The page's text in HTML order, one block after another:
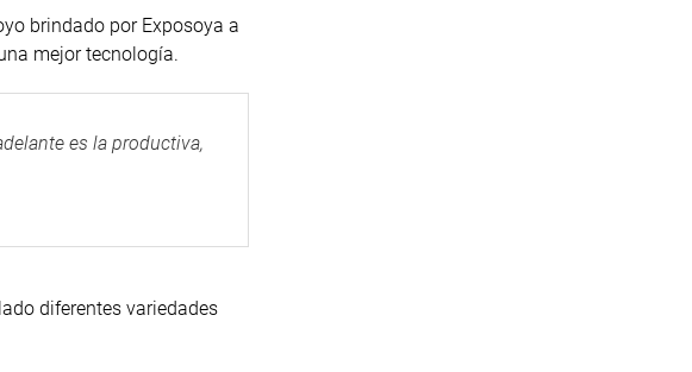
brindado por Exposoya a
mejor tecnología.
es la productiva,
diferentes variedades